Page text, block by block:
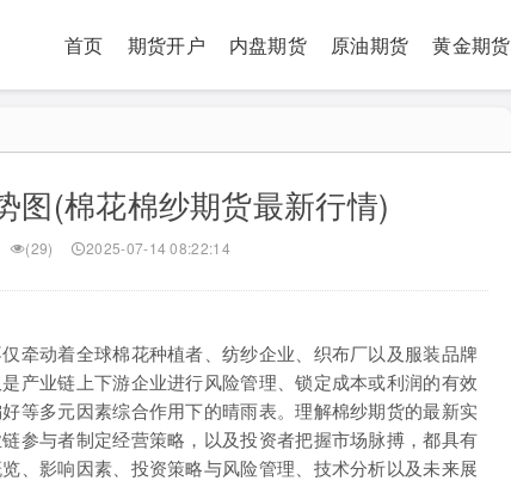
首页 期货开户 内盘期货 原油期货 黄金期货
图(棉花棉纱期货最新行情)
(29) 2025-07-14 08:22:14
牵动着全球棉花种植者、纺纱企业、织布厂以及服装品牌
产业链上下游企业进行风险管理、锁定成本或利润的有效
等多元因素综合作用下的晴雨表。理解棉纱期货的最新实
参与者制定经营策略，以及投资者把握市场脉搏，都具有
、影响因素、投资策略与风险管理、技术分析以及未来展